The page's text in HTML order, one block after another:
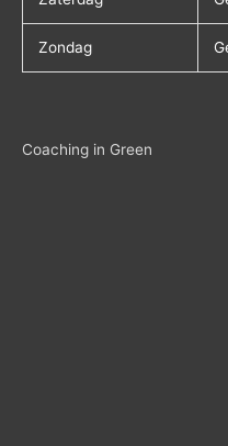
Zondag
Coaching in Green